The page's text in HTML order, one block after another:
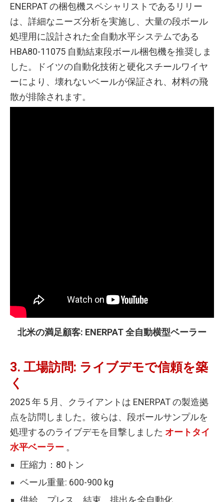
ENERPAT の梱包機スペシャリストであるリリー
は、詳細なニーズ分析を実施し、大量の段ボール
処理用に設計された全自動水平システムである
HBA80-11075 自動結束段ボール梱包機を推奨しま
した。ドイツの自動化技術と硬化スチールワイヤ
ーにより、壊れないベールが保証され、材料の飛
散が排除されます。
北米の満足顧客: ENERPAT 全自動横型ベーラー
3. 工場訪問: ライブデモで信頼を築
く
2025 年 5 月、クライアントは ENERPAT の製造拠
点を訪問しました。彼らは、段ボールサンプルを
処理するのライブデモを目撃しました オートタイ
水平ベーラー 。
圧縮力：80トン
ベール重量: 600-900 kg
供給、プレス、結束、排出を全自動化